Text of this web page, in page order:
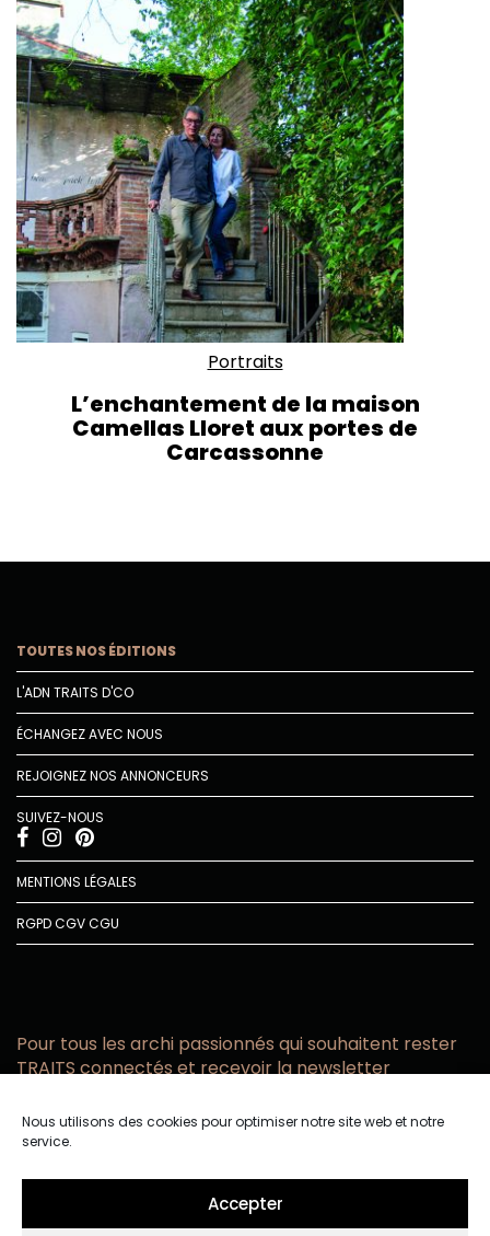
Nous utilisons des cookies pour optimiser notre site web et notre
service.
Accepter
Portraits
L’enchantement de la maison
Camellas Lloret aux portes de
Carcassonne
TOUTES NOS ÉDITIONS
L'ADN TRAITS D'CO
ÉCHANGEZ AVEC NOUS
REJOIGNEZ NOS ANNONCEURS
SUIVEZ-NOUS
MENTIONS LÉGALES
RGPDCGVCGU
Pour tous les archi passionnés qui souhaitent rester
TRAITS connectés et recevoir la newsletter
email
confidentialité.